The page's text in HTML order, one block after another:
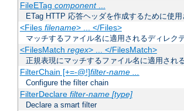
FileETag component...
ETag HTTP 応答ヘッダを作成するために使
<Files filename> ... </Files>
マッチするファイル名に適用されるディレク
<FilesMatch regex> ... </FilesMatch>
正規表現にマッチするファイル名に適用され
FilterChain [+=-@!]filter-name ...
Configure the filter chain
FilterDeclare filter-name [type]
Declare a smart filter